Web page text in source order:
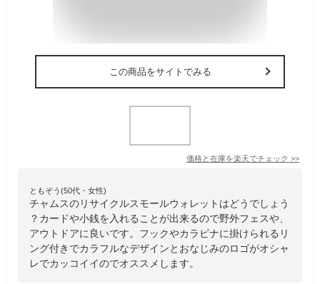
この商品をサイトでみる
価格と在庫を楽天でチェック >>
ともぞう(50代・女性)
チャムスのリサイクルスモールウォレットはどうでしょう
？カードや小銭を入れることが出来るので野外フェスや、
アウトドアに良いです。フックやカラビナに掛けられるリ
ング付きでカラフルなデザインとおなじみのロゴがオシャ
レでカッコイイのでオススメします。